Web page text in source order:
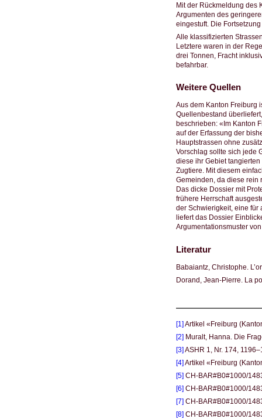
Mit der Rückmeldung des
Argumenten des
eingestuft. Die
Alle klassifizierten
Letztere waren in der
drei Tonnen, Fracht
befahrbar.
Weitere Quellen
Aus dem Kanton Freiburg
Quellenbestand
beschrieben: «Im Kanton
auf der Erfassung der
Hauptstrassen ohne
Vorschlag sollte sich jede
diese ihr Gebiet
Zugtiere. Mit diesem
Gemeinden, da diese rein
Das dicke Dossier mit
frühere Herrschaft
der Schwierigkeit, eine für
liefert das Dossier
Argumentationsmuster
Literatur
Babaiantz, Christophe.
Dorand, Jean-Pierre. La
[1]Artikel «Freiburg
[2]Muralt, Hanna. Die
[3]ASHR 1, Nr. 174,
[4]Artikel «Freiburg
[5]CH-BAR#B0#1000/
[6]CH-BAR#B0#1000/
[7]CH-BAR#B0#1000/
[8]CH-BAR#B0#1000/